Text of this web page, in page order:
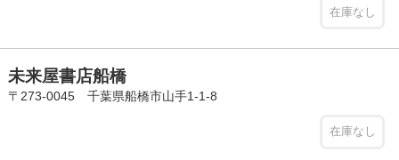
在庫なし
未来屋書店船橋
〒273-0045 千葉県船橋市山手1-1-8
在庫なし